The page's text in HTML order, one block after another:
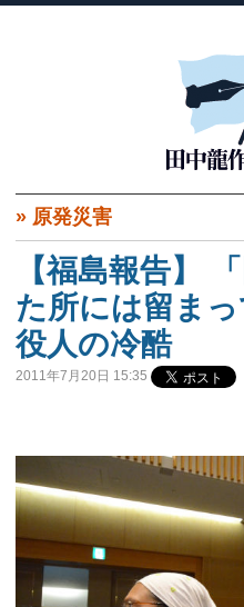
» 原発災害
【福島報告】
た所には留ま
役人の冷酷
2011年7月20日 15:35